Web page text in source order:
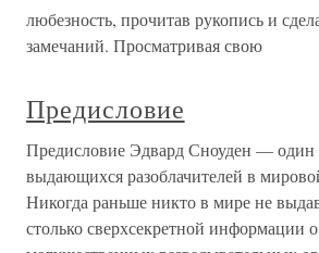
любезность, прочитав рукопись и
замечаний. Просматривая свою
Предисловие
Предисловие Эдвард Сноуден — один
выдающихся разоблачителей в
Никогда раньше никто в мире не
столько сверхсекретной информации